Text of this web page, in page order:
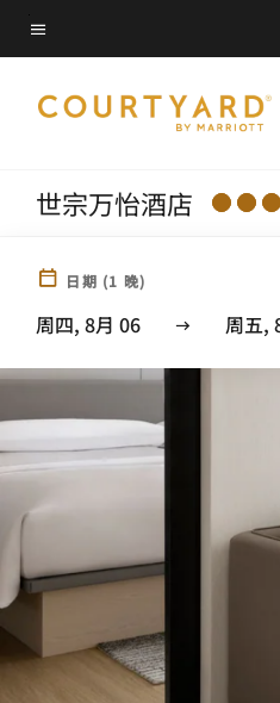
Skip
to
content
菜单文本
世宗万怡酒店
日期 (1 晚)
周四, 8月 06 周五,